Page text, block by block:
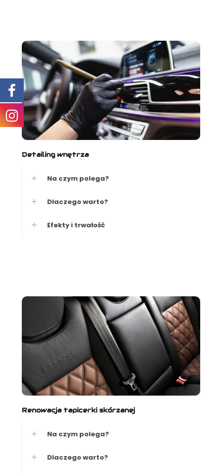
Detailing wnętrza
Na czym polega?
Dlaczego warto?
Efekty i trwałość
Renowacja tapicerki skórzanej
Na czym polega?
Dlaczego warto?